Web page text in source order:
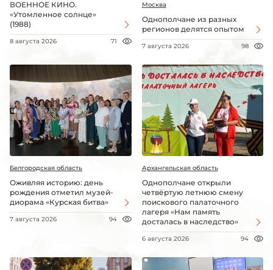
ВОЕННОЕ КИНО.
«Утомленное солнце»
(1988)
8 августа 2026 71
Москва
Однополчане из разных
регионов делятся опытом
7 августа 2026 98
Белгородская область
Оживляя историю: день
рождения отметил музей-
диорама «Курская битва»
7 августа 2026 94
Архангельская область
Однополчане открыли
четвёртую летнюю смену
поискового палаточного
лагеря «Нам память
досталась в наследство»
6 августа 2026 94